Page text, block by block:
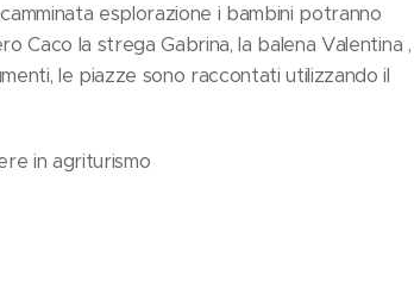
esplorazione i bambini potranno
Caco la strega Gabrina, la balena Valentina ,
le piazze sono raccontati utilizzando il
in agriturismo